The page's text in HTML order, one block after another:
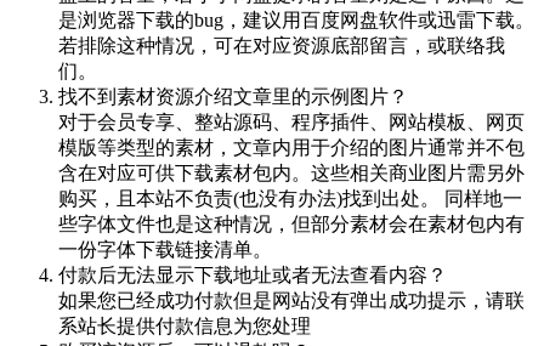
是浏览器下载的bug，建议用百度网盘软件或迅雷下载。
若排除这种情况，可在对应资源底部留言，或联络我
们。
找不到素材资源介绍文章里的示例图片？
对于会员专享、整站源码、程序插件、网站模板、网页
模版等类型的素材，文章内用于介绍的图片通常并不包
含在对应可供下载素材包内。这些相关商业图片需另外
购买，且本站不负责(也没有办法)找到出处。 同样地一
些字体文件也是这种情况，但部分素材会在素材包内有
一份字体下载链接清单。
付款后无法显示下载地址或者无法查看内容？
如果您已经成功付款但是网站没有弹出成功提示，请联
系站长提供付款信息为您处理